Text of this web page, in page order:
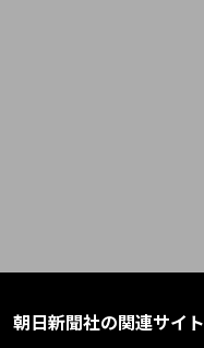
朝日新聞社の関連サイト